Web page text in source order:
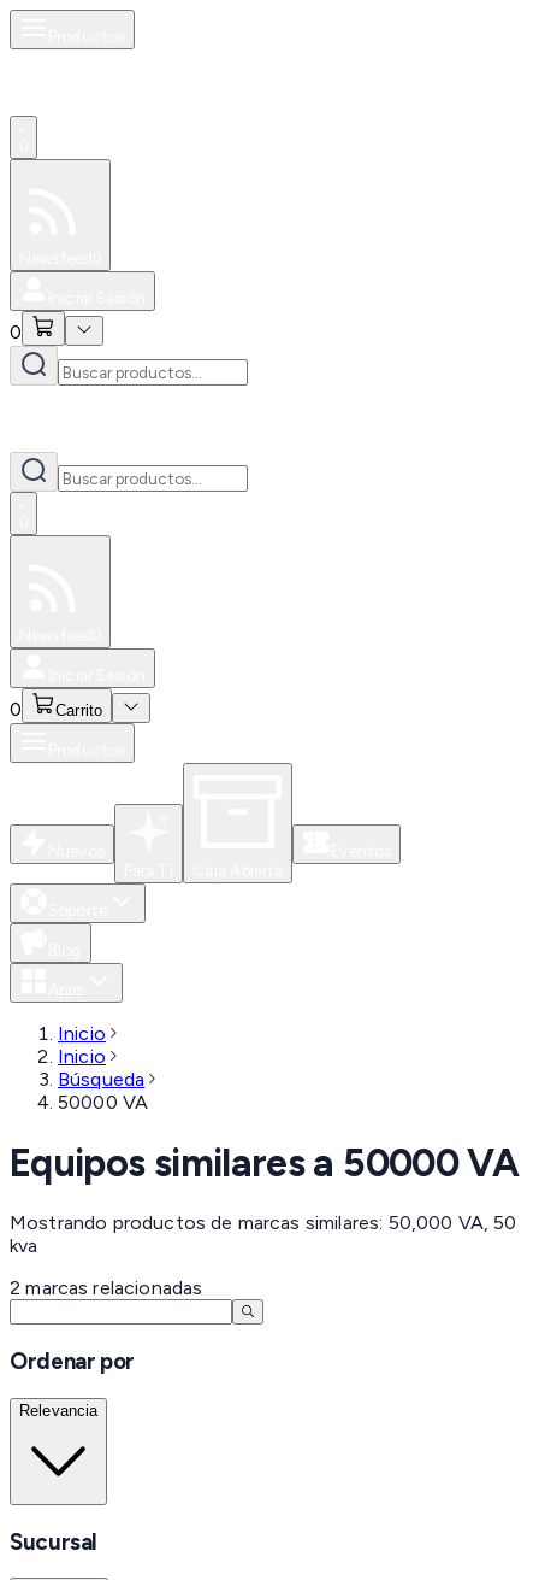
0
0 Carrito
Inicio
Inicio
Búsqueda
50000 VA
Equipos similares a 50000 VA
Mostrando productos de marcas similares: 50,000 VA, 50
kva
2 marcas relacionadas
Ordenar por
Relevancia
Sucursal